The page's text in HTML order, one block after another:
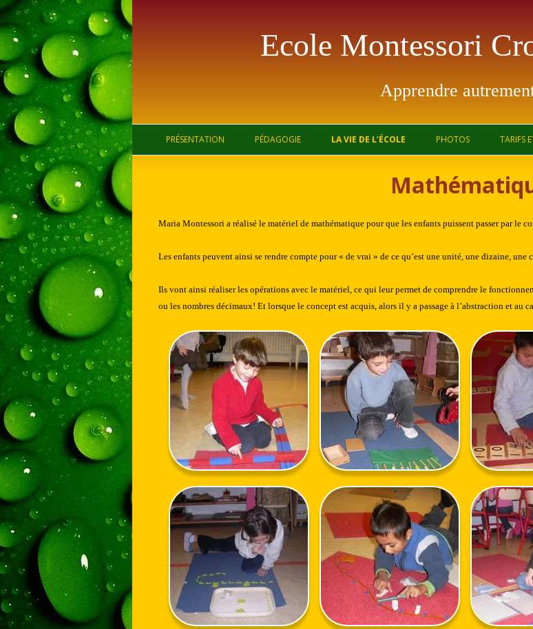
Ecole Montessori
Apprendre
Aller au
PRÉSENTATION PÉDAGOGIE LA VIE DE L’ÉCOLE PHOTOS TARIFS
Maria Montessori a réalisé le matériel de mathématique pour que les enfants puissent passer par le
Les enfants peuvent ainsi se rendre compte pour « de vrai » de ce qu’est une unité, une dizaine,
Ils vont ainsi réaliser les opérations avec le matériel, ce qui leur permet de comprendre le
ou les nombres décimaux! Et lorsque le concept est acquis, alors il y a passage à l’abstraction et au